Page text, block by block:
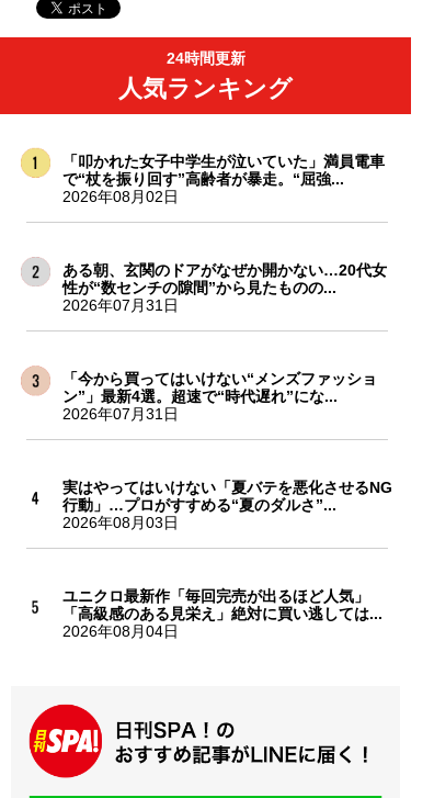
24時間更新
人気ランキング
「叩かれた女子中学生が泣いていた」満員電車
で“杖を振り回す”高齢者が暴走。“屈強...
2026年08月02日
ある朝、玄関のドアがなぜか開かない…20代女
性が“数センチの隙間”から見たものの...
2026年07月31日
「今から買ってはいけない“メンズファッショ
ン”」最新4選。超速で“時代遅れ”にな...
2026年07月31日
実はやってはいけない「夏バテを悪化させるNG
行動」…プロがすすめる“夏のダルさ”...
2026年08月03日
ユニクロ最新作「毎回完売が出るほど人気」
「高級感のある見栄え」絶対に買い逃しては...
2026年08月04日